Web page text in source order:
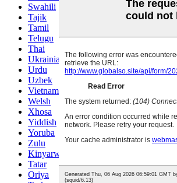
Swahili
Tajik
Tamil
Telugu
Thai
Ukrainian
Urdu
Uzbek
Vietnamese
Welsh
Xhosa
Yiddish
Yoruba
Zulu
Kinyarwanda
Tatar
Oriya